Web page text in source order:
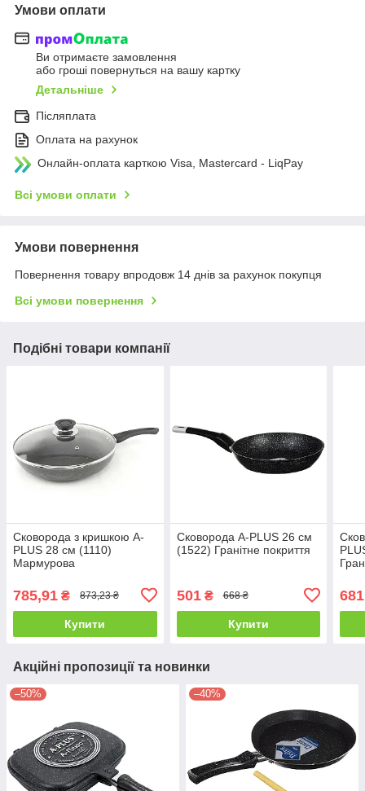
Умови оплати
Ви отримаєте замовлення
або гроші повернуться на вашу картку
Детальніше
Післяплата
Оплата на рахунок
Онлайн-оплата карткою Visa, Mastercard - LiqPay
Всі умови оплати
Умови повернення
Повернення товару впродовж 14 днів за рахунок покупця
Всі умови повернення
Подібні товари компанії
Сковорода з кришкою A-
PLUS 28 см (1110)
Мармурова
785,91 ₴ 873,23 ₴
Купити
Сковорода A-PLUS 26 см
(1522) Гранітне покриття
501₴ 668 ₴
Купити
Акційні пропозиції та новинки
–50% –40%